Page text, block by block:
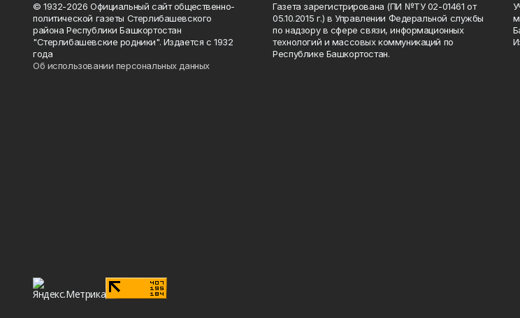
© 1932-2026 Официальный сайт общественно-
политической газеты Стерлибашевского
района Республики Башкортостан
"Стерлибашевские родники". Издается с 1932
года
Об использовании персональных данных
Газета зарегистрирована (ПИ №ТУ 02-01461 от
05.10.2015 г.) в Управлении Федеральной службы
по надзору в сфере связи, информационных
технологий и массовых коммуникаций по
Республике Башкортостан.